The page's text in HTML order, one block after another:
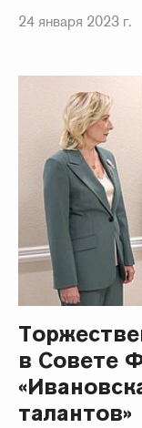
24 января 2023 г.
в Совете
талантов»